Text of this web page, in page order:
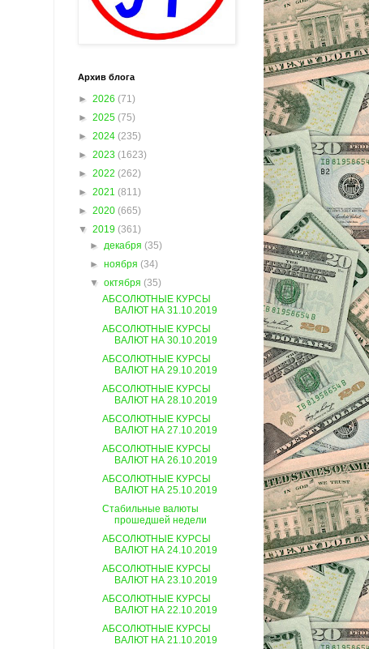
Архив блога
► 2026 (71)
► 2025 (75)
► 2024 (235)
► 2023 (1623)
► 2022 (262)
► 2021 (811)
► 2020 (665)
▼ 2019 (361)
►декабря(35)
►ноября(34)
▼октября(35)
АБСОЛЮТНЫЕ КУРСЫ
ВАЛЮТ НА 31.10.2019
АБСОЛЮТНЫЕ КУРСЫ
ВАЛЮТ НА 30.10.2019
АБСОЛЮТНЫЕ КУРСЫ
ВАЛЮТ НА 29.10.2019
АБСОЛЮТНЫЕ КУРСЫ
ВАЛЮТ НА 28.10.2019
АБСОЛЮТНЫЕ КУРСЫ
ВАЛЮТ НА 27.10.2019
АБСОЛЮТНЫЕ КУРСЫ
ВАЛЮТ НА 26.10.2019
АБСОЛЮТНЫЕ КУРСЫ
ВАЛЮТ НА 25.10.2019
Стабильные валюты
прошедшей недели
АБСОЛЮТНЫЕ КУРСЫ
ВАЛЮТ НА 24.10.2019
АБСОЛЮТНЫЕ КУРСЫ
ВАЛЮТ НА 23.10.2019
АБСОЛЮТНЫЕ КУРСЫ
ВАЛЮТ НА 22.10.2019
АБСОЛЮТНЫЕ КУРСЫ
ВАЛЮТ НА 21.10.2019